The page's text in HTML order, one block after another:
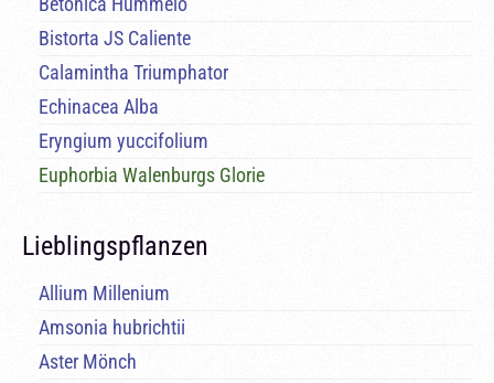
Bistorta JS Caliente
Calamintha Triumphator
Echinacea Alba
Eryngium yuccifolium
Euphorbia Walenburgs Glorie
Lieblingspflanzen
Allium Millenium
Amsonia hubrichtii
Aster Mönch